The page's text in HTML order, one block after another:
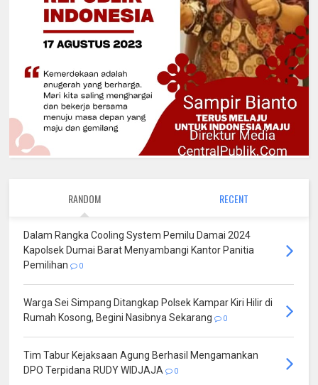
RANDOM RECENT
Dalam Rangka Cooling System Pemilu Damai 2024
Kapolsek Dumai Barat Menyambangi Kantor Panitia
Pemilihan
0
Warga Sei Simpang Ditangkap Polsek Kampar Kiri Hilir di
Rumah Kosong, Begini Nasibnya Sekarang
0
Tim Tabur Kejaksaan Agung Berhasil Mengamankan
DPO Terpidana RUDY WIDJAJA
0